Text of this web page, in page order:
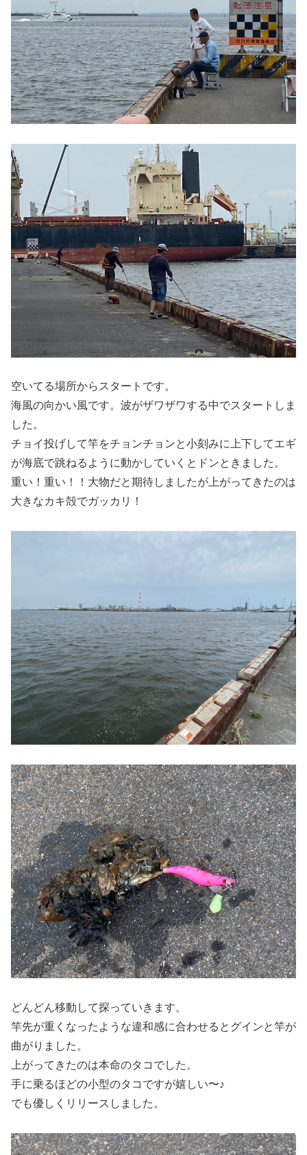
空いてる場所からスタートです。
海風の向かい風です。波がザワザワする中でスタートしま
した。
チョイ投げして竿をチョンチョンと小刻みに上下してエギ
が海底で跳ねるように動かしていくとドンときました。
重い！重い！！大物だと期待しましたが上がってきたのは
大きなカキ殻でガッカリ！
どんどん移動して探っていきます。
竿先が重くなったような違和感に合わせるとグインと竿が
曲がりました。
上がってきたのは本命のタコでした。
手に乗るほどの小型のタコですが嬉しい〜♪
でも優しくリリースしました。